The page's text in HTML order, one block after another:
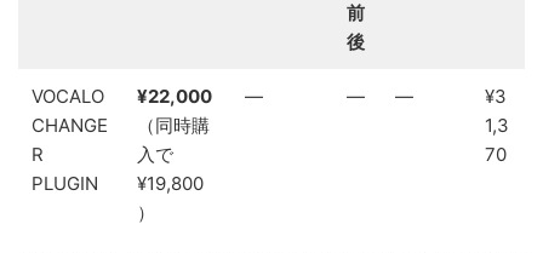
前
後
VOCALO
CHANGE
R
PLUGIN
¥22,000
（同時購
入で
¥19,800
）
— — —
¥3
1,3
70